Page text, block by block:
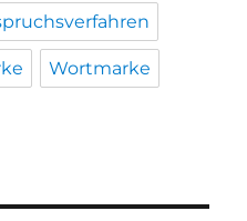
Wortmarke